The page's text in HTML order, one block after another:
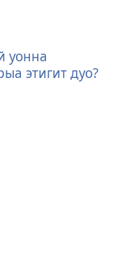
уонна
этигит дуо?